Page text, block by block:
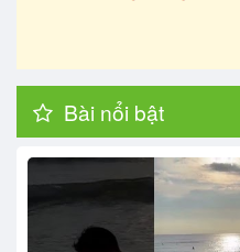
Bài nổi bật